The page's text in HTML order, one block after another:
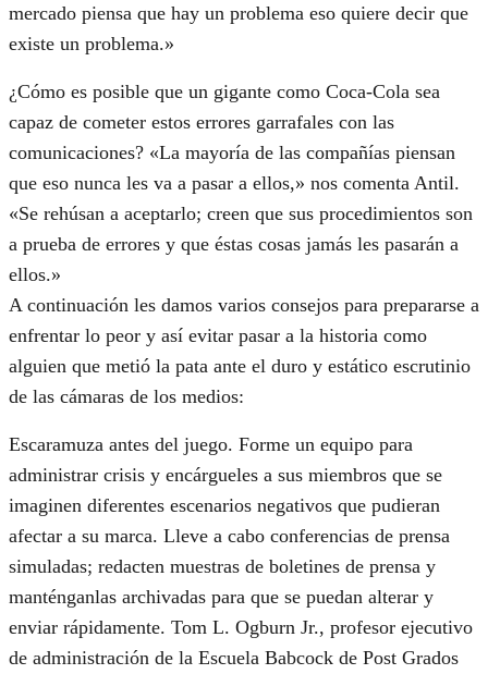
mercado piensa que hay un problema eso quiere decir que
existe un problema.»
¿Cómo es posible que un gigante como Coca-Cola sea
capaz de cometer estos errores garrafales con las
comunicaciones? «La mayoría de las compañías piensan
que eso nunca les va a pasar a ellos,» nos comenta Antil.
«Se rehúsan a aceptarlo; creen que sus procedimientos son
a prueba de errores y que éstas cosas jamás les pasarán a
ellos.»
A continuación les damos varios consejos para prepararse a
enfrentar lo peor y así evitar pasar a la historia como
alguien que metió la pata ante el duro y estático escrutinio
de las cámaras de los medios:
Escaramuza antes del juego. Forme un equipo para
administrar crisis y encárgueles a sus miembros que se
imaginen diferentes escenarios negativos que pudieran
afectar a su marca. Lleve a cabo conferencias de prensa
simuladas; redacten muestras de boletines de prensa y
manténganlas archivadas para que se puedan alterar y
enviar rápidamente. Tom L. Ogburn Jr., profesor ejecutivo
de administración de la Escuela Babcock de Post Grados